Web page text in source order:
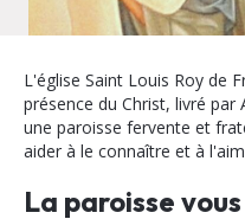
L'église Saint Louis Roy de
présence du Christ, livré
une paroisse fervente et
aider à le connaître et à
La paroisse